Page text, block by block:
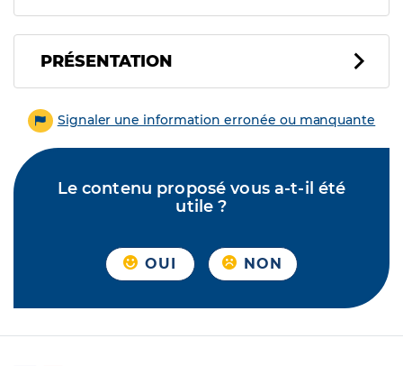
PRÉSENTATION
Signaler une information erronée ou manquante
Le contenu proposé vous a-t-il été
utile ?
OUI NON